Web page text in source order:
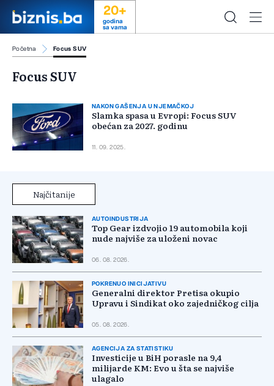
20+
godina
sa vama
Početna Focus SUV
Focus SUV
NAKON GAŠENJA U NJEMAČKOJ
Slamka spasa u Evropi: Focus SUV
obećan za 2027. godinu
11. 09. 2025.
Najčitanije
AUTOINDUSTRIJA
Top Gear izdvojio 19 automobila koji
nude najviše za uloženi novac
06. 08. 2026.
POKRENUO INICIJATIVU
Generalni direktor Pretisa okupio
Upravu i Sindikat oko zajedničkog cilja
05. 08. 2026.
AGENCIJA ZA STATISTIKU
Investicije u BiH porasle na 9,4
milijarde KM: Evo u šta se najviše
ulagalo